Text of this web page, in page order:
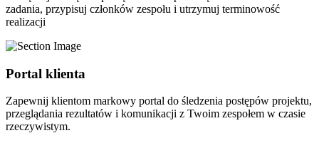
zadania, przypisuj członków zespołu i utrzymuj terminowość
realizacji
Portal klienta
Zapewnij klientom markowy portal do śledzenia postępów projektu,
przeglądania rezultatów i komunikacji z Twoim zespołem w czasie
rzeczywistym.